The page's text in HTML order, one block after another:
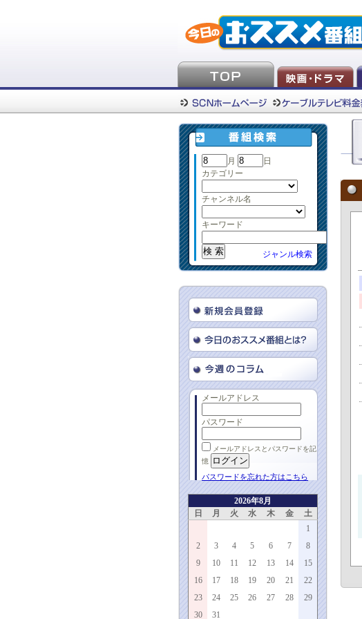
月
日
カテゴリー
チャンネル名
キーワード
ジャンル検索
メールアドレス
パスワード
メールアドレスとパスワードを記
憶
パスワードを忘れた方はこちら
2026年8月
日
月 火 水 木 金
土
1
2
3 4 5 6 7
8
9
10 11 12 13 14
15
16
17 18 19 20 21
22
23
24 25 26 27 28
29
30
31